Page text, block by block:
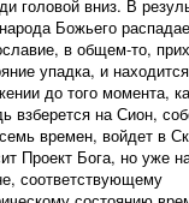
головой вниз. В
Божьего
в общем-то,
упадка, и
до того момента,
взберется на Сион,
времен, войдет в
Проект Бога, но уже
соответствующему